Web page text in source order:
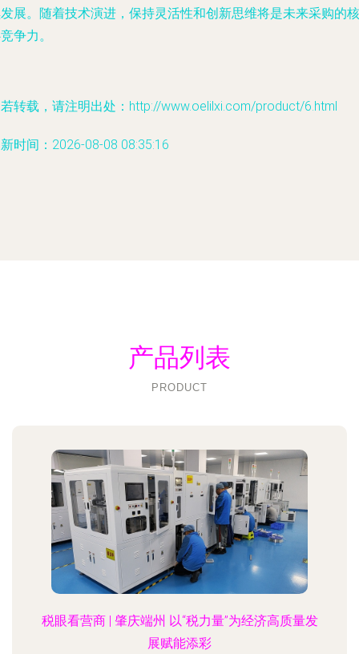
展。随着技术演进，保持灵活性和创新思维将是未来采购的核
争力。
转载，请注明出处：http://www.oelilxi.com/product/6.html
时间：2026-08-08 08:35:16
产品列表
PRODUCT
税眼看营商 | 肇庆端州 以“税力量”为经济高质量发
展赋能添彩